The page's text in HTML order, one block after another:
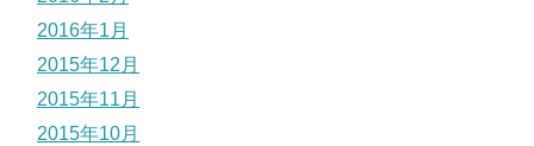
2016年1月
2015年12月
2015年11月
2015年10月